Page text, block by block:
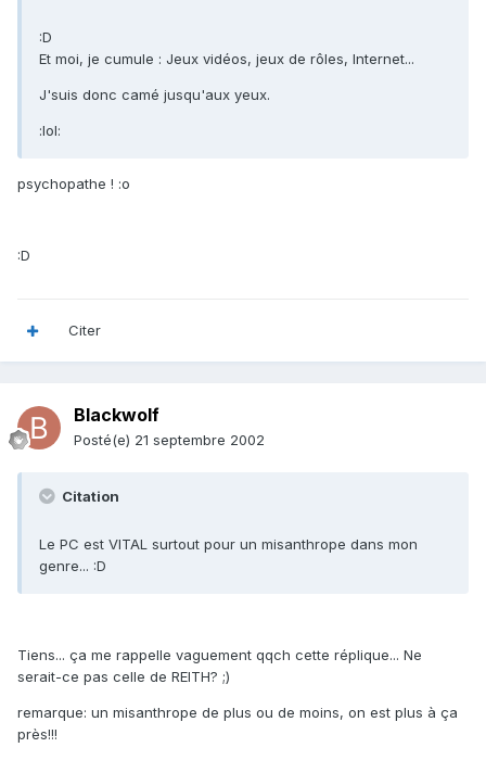
:D
Et moi, je cumule : Jeux vidéos, jeux de rôles, Internet...
J'suis donc camé jusqu'aux yeux.
:lol:
psychopathe ! :o
:D
Citer
Blackwolf
Posté(e) 21 septembre 2002
Citation
Le PC est VITAL surtout pour un misanthrope dans mon
genre... :D
Tiens... ça me rappelle vaguement qqch cette réplique... Ne
serait-ce pas celle de REITH? ;)
remarque: un misanthrope de plus ou de moins, on est plus à ça
près!!!